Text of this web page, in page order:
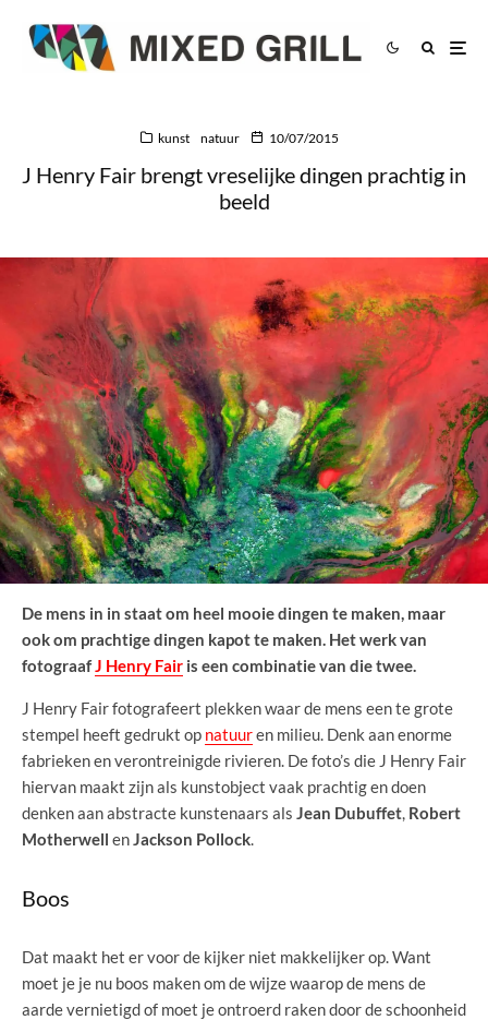
kunst natuur 10/07/2015
J Henry Fair brengt vreselijke dingen prachtig in
beeld
De mens in in staat om heel mooie dingen te maken, maar
ook om prachtige dingen kapot te maken. Het werk van
fotograafJ Henry Fair is een combinatie van die twee.
J Henry Fair fotografeert plekken waar de mens een te grote
stempel heeft gedrukt op natuuren milieu. Denk aan enorme
fabrieken en verontreinigde rivieren. De foto’s die J Henry Fair
hiervan maakt zijn als kunstobject vaak prachtig en doen
denken aan abstracte kunstenaars als Jean Dubuffet, Robert
Motherwell enJackson Pollock.
Boos
Dat maakt het er voor de kijker niet makkelijker op. Want
moet je je nu boos maken om de wijze waarop de mens de
aarde vernietigd of moet je ontroerd raken door de schoonheid